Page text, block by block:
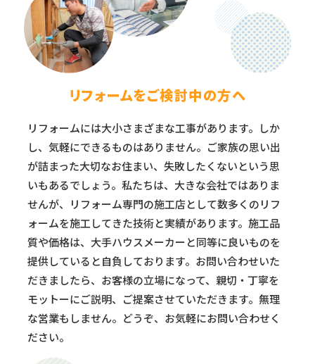
リフォームをご検討中の方へ
リフォームには大小さまざまな工事があります。しか
し、気軽にできるものはありません。ご家族の思い出
が詰まった大切なお住まい、失敗したくないという思
いもあるでしょう。私たちは、大きな会社ではありま
せんが、リフォーム専門の施工店として数多くのリフ
ォームを施工してきた技術と実績があります。施工品
質や価格は、大手ハウスメーカーと同等に良いものを
提供していると自負しております。お問い合わせいた
だきましたら、お客様の立場になって、親切・丁寧を
モットーにご説明、ご提案させていただきます。無理
な営業もしません。どうぞ、お気軽にお問い合わせく
ださい。